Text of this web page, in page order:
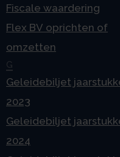
Fiscale waardering
Flex BV oprichten of
omzetten
G
Geleidebiljet
2023
Geleidebiljet
2024